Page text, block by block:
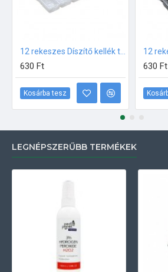
630 Ft
Kosárba tesz
630 Ft
LEGNÉPSZERŰBB TERMÉKEK